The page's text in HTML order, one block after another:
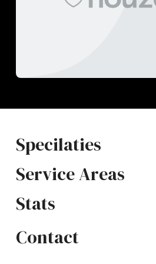
Specilaties
Service Areas
Stats
Contact